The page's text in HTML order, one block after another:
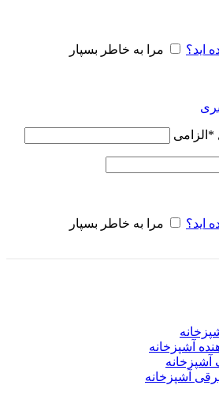
اید؟ مرا به خاطر بسپار
* الزامی
اید؟ مرا به خاطر بسپار
آشپزخانه
آشپزخانه